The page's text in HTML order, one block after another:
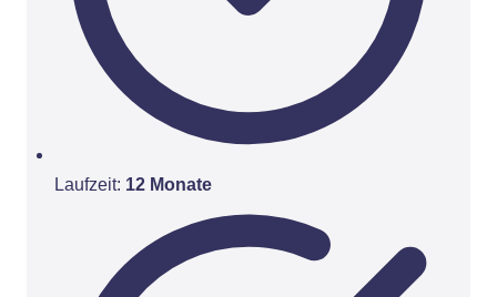
Laufzeit: 12 Monate